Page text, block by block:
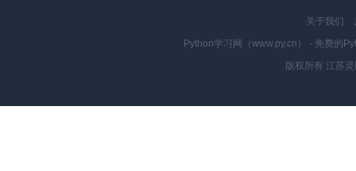
关于我们
Python学习网（www.py.cn） - 免费的
版权所有 江苏